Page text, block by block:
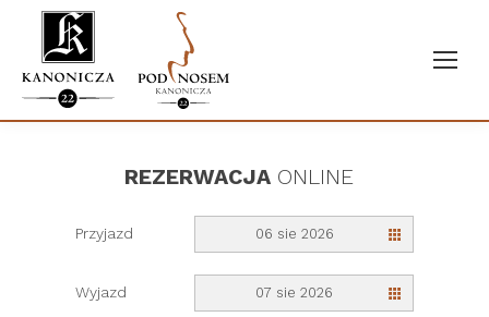
REZERWACJA ONLINE
Przyjazd 06 sie 2026
Wyjazd 07 sie 2026